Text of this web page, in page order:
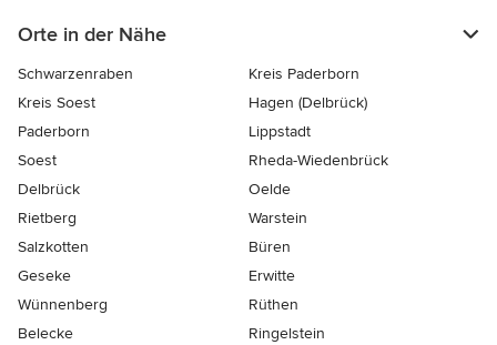
Orte in der Nähe
Schwarzenraben
Kreis Paderborn
Kreis Soest
Hagen (Delbrück)
Paderborn
Lippstadt
Soest
Rheda-Wiedenbrück
Delbrück
Oelde
Rietberg
Warstein
Salzkotten
Büren
Geseke
Erwitte
Wünnenberg
Rüthen
Belecke
Ringelstein